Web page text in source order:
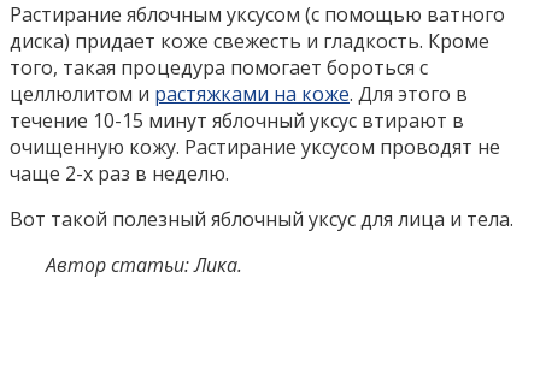
Растирание яблочным уксусом (с помощью ватного
диска) придает коже свежесть и гладкость. Кроме
того, такая процедура помогает бороться с
целлюлитом и растяжками на коже. Для этого в
течение 10-15 минут яблочный уксус втирают в
очищенную кожу. Растирание уксусом проводят не
чаще 2-х раз в неделю.
Вот такой полезный яблочный уксус для лица и тела.
Автор статьи: Лика.